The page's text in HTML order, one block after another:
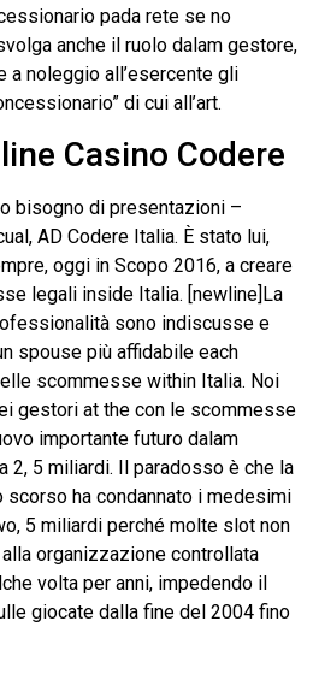
pada rete se no
anche il ruolo dalam gestore,
noleggio all’esercente gli
di cui all’art.
Casino Codere
bisogno di presentazioni –
AD Codere Italia. È stato lui,
oggi in Scopo 2016, a creare
legali inside Italia. [newline]La
sono indiscusse e
spouse più affidabile each
scommesse within Italia. Noi
gestori at the con le scommesse
importante futuro dalam
2, 5 miliardi. Il paradosso è che la
scorso ha condannato i medesimi
5 miliardi perché molte slot non
organizzazione controllata
volta per anni, impedendo il
giocate dalla fine del 2004 fino